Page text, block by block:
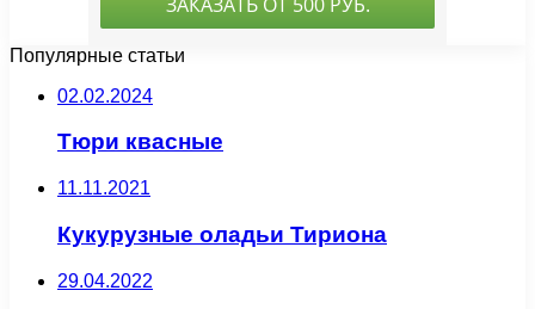
Популярные статьи
02.02.2024
Тюри квасные
11.11.2021
Кукурузные оладьи Тириона
29.04.2022